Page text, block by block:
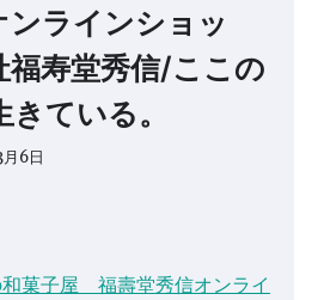
ンラインショッ
福寿堂秀信/ここの
ている。
6日
和菓子屋 福壽堂秀信オンライ